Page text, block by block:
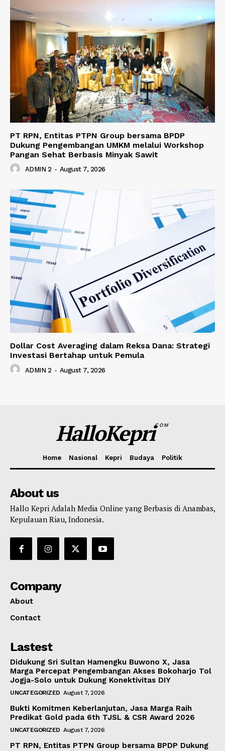
PT RPN, Entitas PTPN Group bersama BPDP
Dukung Pengembangan UMKM melalui Workshop
Pangan Sehat Berbasis Minyak Sawit
ADMIN 2 - August 7, 2026
Dollar Cost Averaging dalam Reksa Dana: Strategi
Investasi Bertahap untuk Pemula
ADMIN 2 - August 7, 2026
HalloKepriCOM
Home Nasional Kepri Budaya Politik
About us
Hallo Kepri Adalah Media Online yang Berbasis di Anambas,
Kepulauan Riau, Indonesia.
Company
About
Contact
Lastest
Didukung Sri Sultan Hamengku Buwono X, Jasa
Marga Percepat Pengembangan Akses Bokoharjo Tol
Jogja-Solo untuk Dukung Konektivitas DIY
UNCATEGORIZED August 7, 2026
Bukti Komitmen Keberlanjutan, Jasa Marga Raih
Predikat Gold pada 6th TJSL & CSR Award 2026
UNCATEGORIZED August 7, 2026
PT RPN, Entitas PTPN Group bersama BPDP Dukung